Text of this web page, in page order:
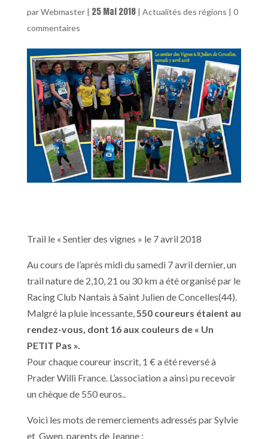
parWebmaster| 25 Mai 2018| Actualités des régions | 0
commentaires
Trail le « Sentier des vignes » le 7 avril 2018
Au cours de l’après midi du samedi 7 avril dernier, un
trail nature de 2,10, 21 ou 30 km a été organisé par le
Racing Club Nantais à Saint Julien de Concelles(44).
Malgré la pluie incessante,550 coureurs étaient au
rendez-vous, dont 16 aux couleurs de « Un
PETIT Pas ».
Pour chaque coureur inscrit, 1 € a été reversé à
Prader Willi France. L’association a ainsi pu recevoir
un chèque de 550 euros..
Voici les mots de remerciements adressés par Sylvie
et Gwen, parents de Jeanne :